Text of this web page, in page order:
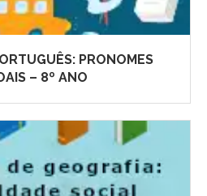
PRONOMES
– 8º ANO